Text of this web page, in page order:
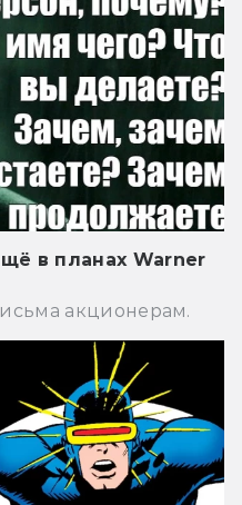
в планах Warner
акционерам.